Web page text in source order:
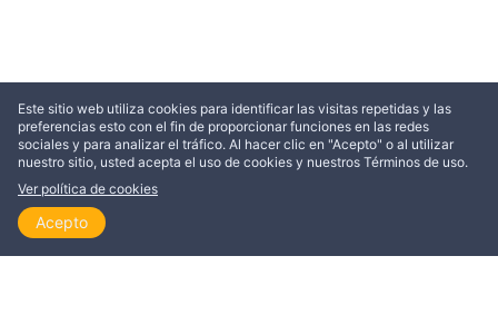
Este sitio web utiliza cookies para identificar las visitas repetidas y las
preferencias esto con el fin de proporcionar funciones en las redes
sociales y para analizar el tráfico. Al hacer clic en "Acepto" o al utilizar
nuestro sitio, usted acepta el uso de cookies y nuestros Términos de uso.
Ver política de cookies
Acepto
Inicio